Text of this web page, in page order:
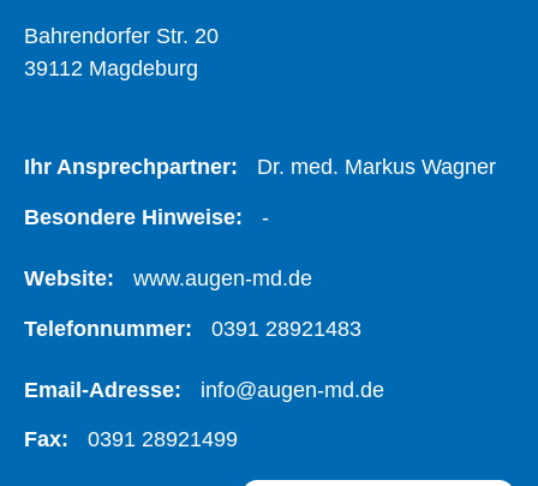
Bahrendorfer Str. 20
39112 Magdeburg
Ihr Ansprechpartner: Dr. med. Markus Wagner
Besondere Hinweise: -
Website: www.augen-md.de
Telefonnummer: 0391 28921483
Email-Adresse: info@augen-md.de
Fax: 0391 28921499